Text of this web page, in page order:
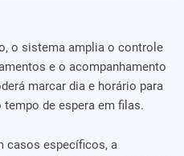
o sistema amplia o controle
e o acompanhamento
marcar dia e horário para
de espera em filas.
casos específicos, a